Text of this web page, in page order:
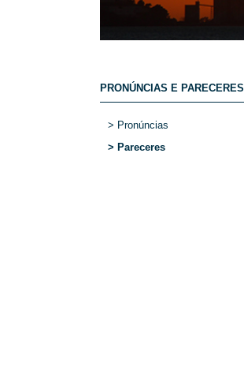
PRONÚNCIAS E PARECERES
> Pronúncias
> Pareceres